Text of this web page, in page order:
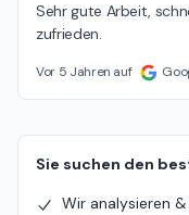
Sehr gute Arbeit,
zufrieden.
Vor 5 Jahren auf
Sie suchen den
Wir analysieren